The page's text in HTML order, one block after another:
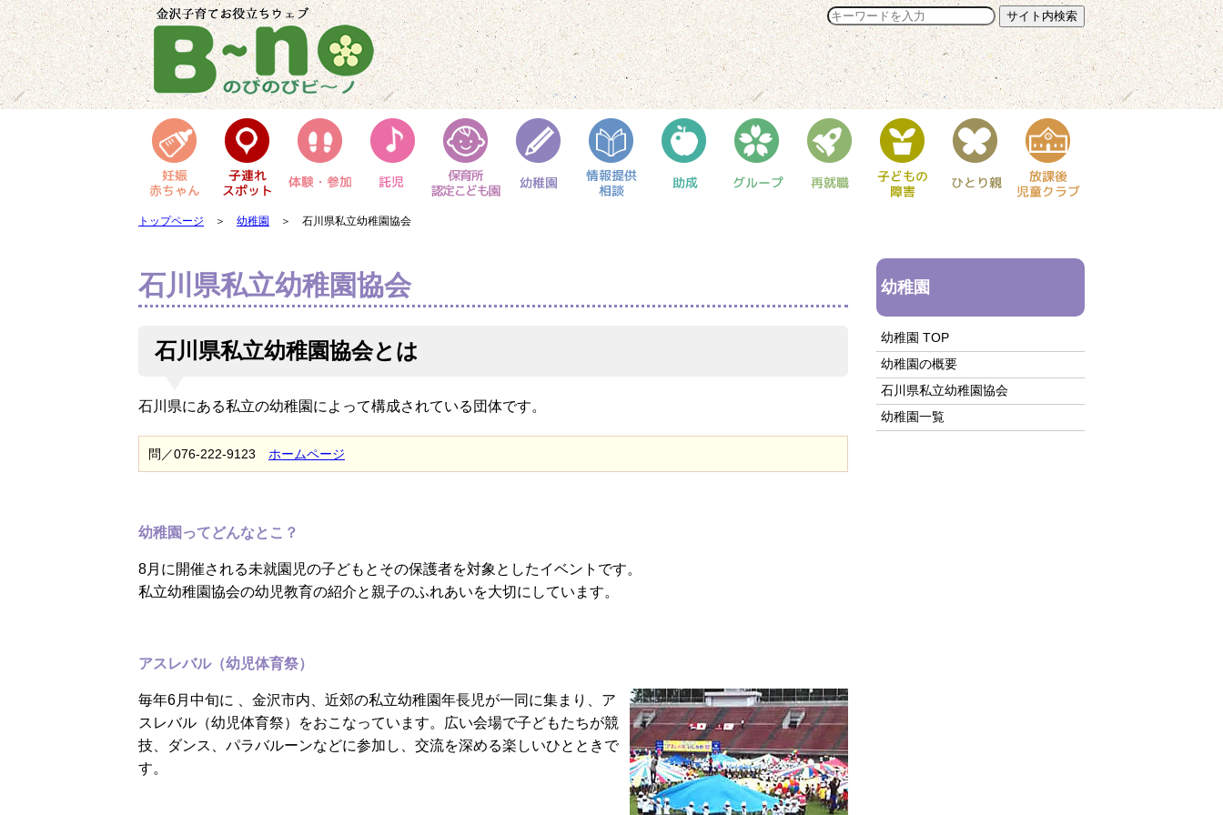
トップページ ＞ 幼稚園 ＞ 石川県私立幼稚園協会
石川県私立幼稚園協会
石川県私立幼稚園協会とは
石川県にある私立の幼稚園によって構成されている団体です。
問／076-222-9123 ホームページ
幼稚園ってどんなとこ？
8月に開催される未就園児の子どもとその保護者を対象としたイベントです。
私立幼稚園協会の幼児教育の紹介と親子のふれあいを大切にしています。
アスレバル（幼児体育祭）
毎年6月中旬に 、金沢市内、近郊の私立幼稚園年長児が一同に集まり、ア
スレバル（幼児体育祭）をおこなっています。広い会場で子どもたちが競
技、ダンス、パラバルーンなどに参加し、交流を深める楽しいひとときで
す。
幼稚園
幼稚園 TOP
幼稚園の概要
石川県私立幼稚園協会
幼稚園一覧